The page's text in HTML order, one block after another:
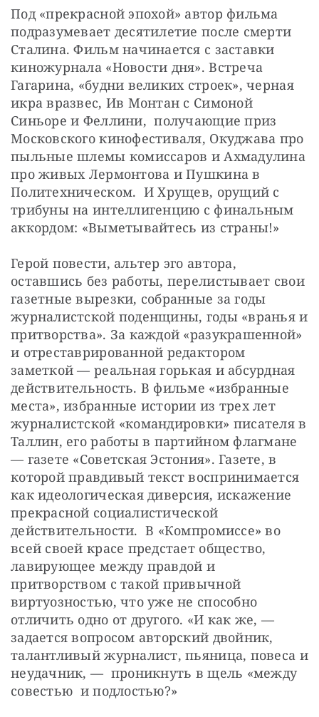
Под «прекрасной эпохой» автор фильма
подразумевает десятилетие после смерти
Сталина. Фильм начинается с заставки
киножурнала «Новости дня». Встреча
Гагарина, «будни великих строек», черная
икра вразвес, Ив Монтан с Симоной
Синьоре и Феллини,  получающие приз
Московского кинофестиваля, Окуджава про
пыльные шлемы комиссаров и Ахмадулина
про живых Лермонтова и Пушкина в
Политехническом.  И Хрущев, орущий с
трибуны на интеллигенцию с финальным
аккордом: «Выметывайтесь из страны!»
Герой повести, альтер эго автора,
оставшись без работы, перелистывает свои
газетные вырезки, собранные за годы
журналистской поденщины, годы «вранья и
притворства». За каждой «разукрашенной»
и отреставрированной редактором
заметкой — реальная горькая и абсурдная
действительность. В фильме «избранные
места», избранные истории из трех лет
журналистской «командировки» писателя в
Таллин, его работы в партийном флагмане
— газете «Советская Эстония». Газете, в
которой правдивый текст воспринимается
как идеологическая диверсия, искажение
прекрасной социалистической
действительности.  В «Компромиссе» во
всей своей красе предстает общество,
лавирующее между правдой и
притворством с такой привычной
виртуозностью, что уже не способно
отличить одно от другого. «И как же, —
задается вопросом авторский двойник,
талантливый журналист, пьяница, повеса и
неудачник, —  проникнуть в щель «между
совестью  и подлостью?»